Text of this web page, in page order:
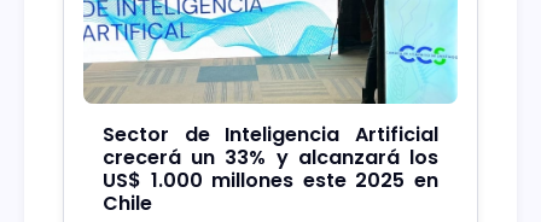
Sector de Inteligencia Artificial
crecerá un 33% y alcanzará los
US$ 1.000 millones este 2025 en
Chile